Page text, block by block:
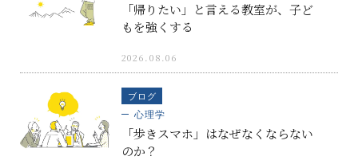
「帰りたい」と言える教室が、子ど
もを強くする
2026.08.06
ブログ
心理学
「歩きスマホ」はなぜなくならない
のか？